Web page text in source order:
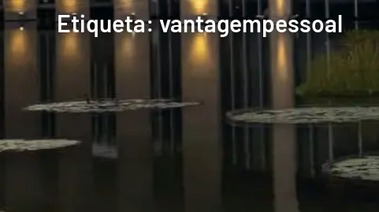
Etiqueta: vantagempessoal